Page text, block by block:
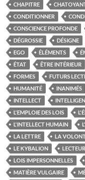
CHAPITRE
CONDITIONNER
CONSCIENCE PROFONDE
DÉGROSSIE
DÉSIGNE
EGO
ÉLÉMENTS
ÉTAT
ÊTRE INTÉRIEUR
FORMES
FUTURS
HUMANITÉ
INANIMÉS
INTELLECT
L'EMPLOIE DES LOIS
L'INTELLECT HUMAIN
LA LETTRE
LA
LE KYBALION
LECTEUR
LOIS IMPERSONNELLES
MATIÈRE VULGAIRE